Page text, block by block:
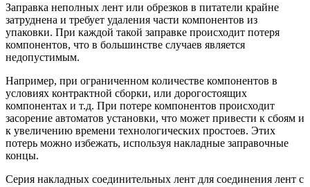
Заправка неполных лент или обрезков в питатели крайне
затруднена и требует удаления части компонентов из
упаковки. При каждой такой заправке происходит потеря
компонентов, что в большинстве случаев является
недопустимым.
Например, при ограниченном количестве компонентов в
условиях контрактной сборки, или дорогостоящих
компонентах и т.д. При потере компонентов происходит
засорение автоматов установки, что может привести к сбоям и
к увеличению времени технологических простоев. Этих
потерь можно избежать, используя накладные заправочные
концы.
Серия накладных соединительных лент для соединения лент с